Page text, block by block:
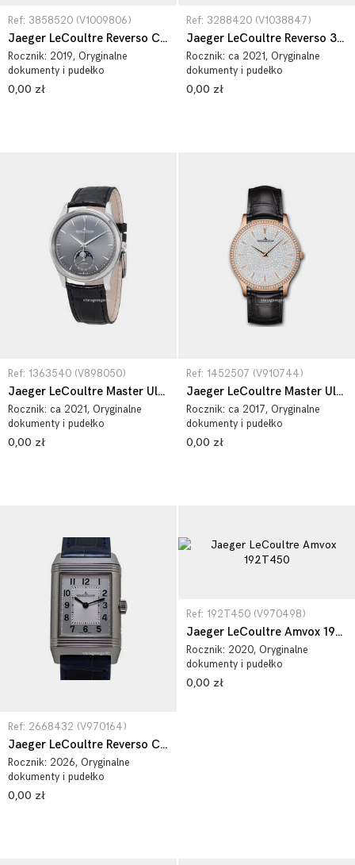
Ref: 3858520 (V1009806)
Jaeger LeCoultre Reverso Classic 3858520
Rocznik: 2019, Oryginalne
dokumenty i pudełko
0,00 zł
Ref: 3288420 (V1038847)
Jaeger LeCoultre Reverso 3288420
Rocznik: ca 2021, Oryginalne
dokumenty i pudełko
0,00 zł
Ref: 1363540 (V898050)
Jaeger LeCoultre Master Ultra Thin 1363540
Rocznik: ca 2021, Oryginalne
dokumenty i pudełko
0,00 zł
Ref: 1452507 (V910744)
Jaeger LeCoultre Master Ultra Thin 1452507
Rocznik: ca 2017, Oryginalne
dokumenty i pudełko
0,00 zł
Ref: 2668432 (V970164)
Jaeger LeCoultre Reverso Classic 2668432
Rocznik: 2026, Oryginalne
dokumenty i pudełko
0,00 zł
Ref: 192T450 (V970498)
Jaeger LeCoultre Amvox 192T450
Rocznik: 2020, Oryginalne
dokumenty i pudełko
0,00 zł